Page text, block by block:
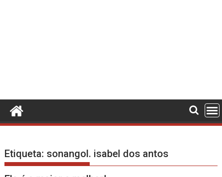
Etiqueta: sonangol. isabel dos antos